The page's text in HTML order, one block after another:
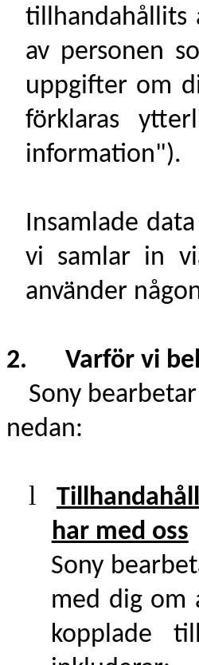
tillhandahållits
av personen
uppgifter om
förklaras
information").
Insamlade
vi samlar in
använder
2. Varför vi
Sony
nedan:
l
har med oss
Sony
med dig om
kopplade